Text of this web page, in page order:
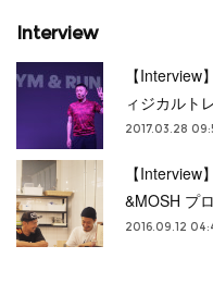
Interview
【
ィジカルト
2017.03.28
【
&MOSH プ
2016.09.12